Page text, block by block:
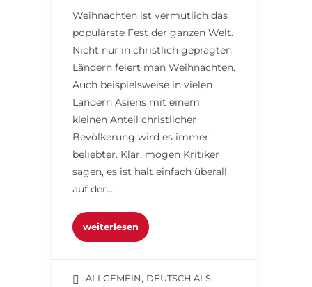
Weihnachten ist vermutlich das
populärste Fest der ganzen Welt.
Nicht nur in christlich geprägten
Ländern feiert man Weihnachten.
Auch beispielsweise in vielen
Ländern Asiens mit einem
kleinen Anteil christlicher
Bevölkerung wird es immer
beliebter. Klar, mögen Kritiker
sagen, es ist halt einfach überall
auf der…
weiterlesen
ALLGEMEIN, DEUTSCH ALS